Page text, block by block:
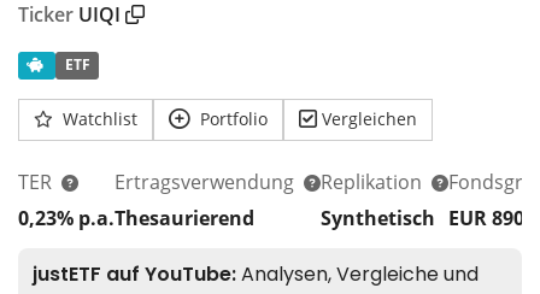
Ticker UIQI
ETF
Watchlist Portfolio Vergleichen
TER
0,23% p.a.
Ertragsverwendung
Thesaurierend
Replikation
Synthetisch EUR 890